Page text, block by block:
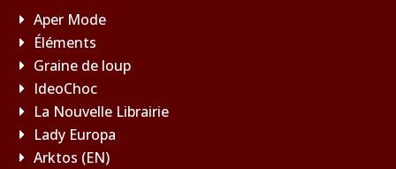
Aper Mode
Éléments
Graine de loup
IdeoChoc
La Nouvelle Librairie
Lady Europa
Arktos (EN)